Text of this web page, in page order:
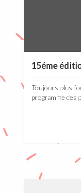
15éme
Toujours plus
programme des